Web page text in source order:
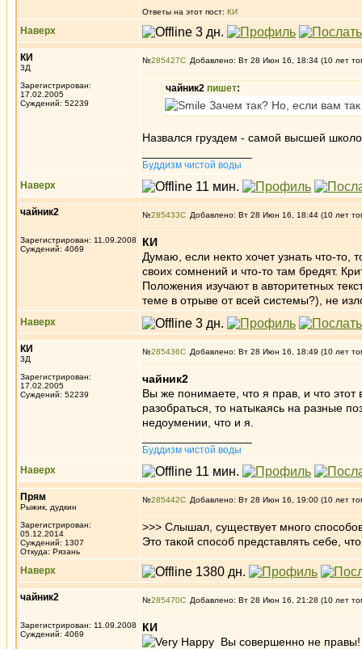
Ответы на этот пост: КИ
Наверх
КИ
3Д
Зарегистрирован:
17.02.2005
Суждений: 52239
№285427 Добавлено: Вт 28 Июн 16, 18:34 (10 лет
чайник2 пишет:
Зачем так? Но, если вам
Назвался груздем - самой высшей
Буддизм чистой воды
Наверх
чайник2
Зарегистрирован: 11.09.2008
Суждений: 4069
№285433 Добавлено: Вт 28 Июн 16, 18:44 (10 лет
КИ
Думаю, если некто хочет узнать что-то,
своих сомнений и что-то там бредят.
Положения изучают в авторитетных
теме в отрыве от всей системы?), не
Наверх
КИ
3Д
Зарегистрирован:
17.02.2005
Суждений: 52239
№285436 Добавлено: Вт 28 Июн 16, 18:49 (10 лет
чайник2
Вы же понимаете, что я прав, и что
разобраться, то натыкаясь на разные
недоумении, что и я.
Буддизм чистой воды
Наверх
Прям
Рыжик, дудкин
Зарегистрирован:
05.12.2014
Суждений: 1307
Откуда: Рязань
№285442 Добавлено: Вт 28 Июн 16, 19:00 (10 лет
>>> Слышал, существует много
Это такой способ представлять себе,
Наверх
чайник2
Зарегистрирован: 11.09.2008
Суждений: 4069
№285470 Добавлено: Вт 28 Июн 16, 21:28 (10 лет
КИ
Вы совершенно не правы!